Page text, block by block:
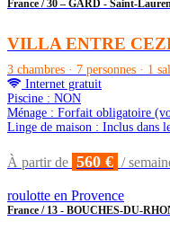
France / 30 – GARD - Saint-
VILLA ENTRE
3 chambres · 7 personnes · 1
Internet gratuit
Piscine : NON
Ménage : Forfait obligatoire
Linge de maison : Inclus dans
À partir de 560 € /
roulotte en Provence
France / 13 - BOUCHES-DU-